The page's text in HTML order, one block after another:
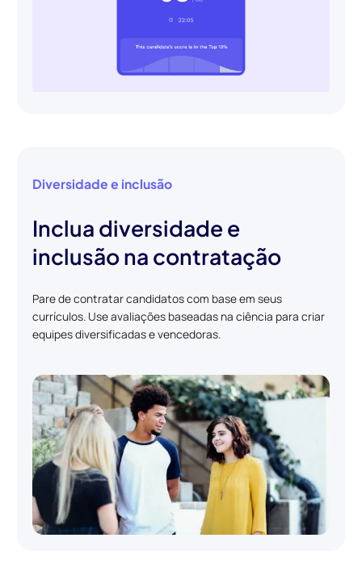
Diversidade e inclusão
Inclua diversidade e
inclusão na contratação
Pare de contratar candidatos com base em seus
currículos. Use avaliações baseadas na ciência para criar
equipes diversificadas e vencedoras.